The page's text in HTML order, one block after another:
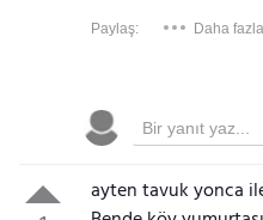
Paylaş: Daha fazla
ayten tavuk yonca